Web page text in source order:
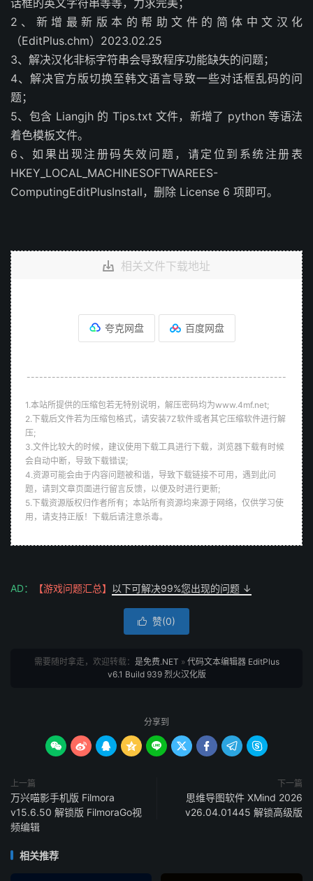
2、新增最新版本的帮助文件的简体中文汉化
（EditPlus.chm）2023.02.25
3、解决汉化非标字符串会导致程序功能缺失的问题；
4、解决官方版切换至韩文语言导致一些对话框乱码的问
题；
5、包含 Liangjh 的 Tips.txt 文件，新增了 python 等语法
着色模板文件。
6、如果出现注册码失效问题，请定位到系统注册表
HKEY_LOCAL_MACHINESOFTWAREES-
ComputingEditPlusInstall，删除 License 6 项即可。
相关文件下载地址
夸克网盘 百度网盘
--------------------------------------------------------------
1.本站所提供的压缩包若无特别说明，解压密码均为www.4mf.net;
2.下载后文件若为压缩包格式，请安装7Z软件或者其它压缩软件进行解
压;
3.文件比较大的时候，建议使用下载工具进行下载，浏览器下载有时候
会自动中断，导致下载错误;
4.资源可能会由于内容问题被和谐，导致下载链接不可用，遇到此问
题，请到文章页面进行留言反馈，以便及时进行更新;
5.下载资源版权归作者所有；本站所有资源均来源于网络，仅供学习使
用，请支持正版！下载后请注意杀毒。
AD： 【游戏问题汇总】 以下可解决99%您出现的问题 ↓
 赞(0)
需要随时拿走，欢迎转载： 是免费.NET » 代码文本编辑器 EditPlus
v6.1 Build 939 烈火汉化版
分享到
        
上一篇
万兴喵影手机版 Filmora
v15.6.50 解锁版 FilmoraGo视
频编辑
下一篇
思维导图软件 XMind 2026
v26.04.01445 解锁高级版
相关推荐